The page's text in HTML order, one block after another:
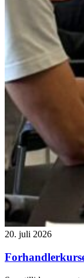
20. juli 2026